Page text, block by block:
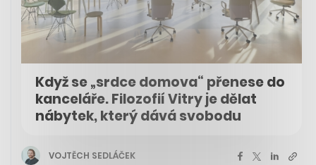
Když se „srdce domova“ přenese do
kanceláře. Filozofií Vitry je dělat
nábytek, který dává svobodu
VOJTĚCH SEDLÁČEK